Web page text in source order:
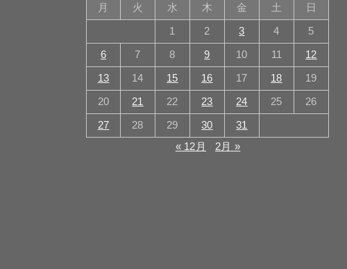
月
火 水 木 金 土 日
1 2 3 4 5
6 7 8 9 10 11 12
13 14 15 16 17 18 19
20 21 22 23 24 25 26
27 28 29 30
31
« 12月
2月 »